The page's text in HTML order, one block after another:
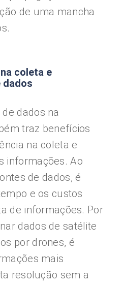
de uma mancha
coleta e
dados
dados na
traz benefícios
na coleta e
informações. Ao
de dados, é
e os custos
de informações. Por
dados de satélite
por drones, é
mais
resolução sem a